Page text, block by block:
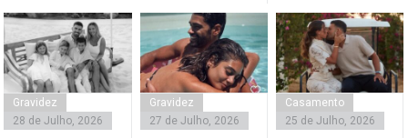
Gravidez
28 de Julho, 2026
Gravidez
27 de Julho, 2026
Casamento
25 de Julho, 2026